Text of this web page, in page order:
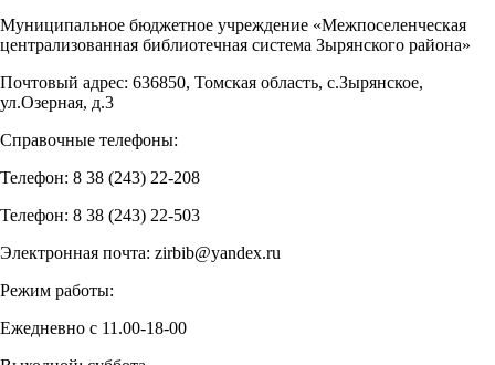
Муниципальное бюджетное учреждение «Межпоселенческая
централизованная библиотечная система Зырянского района»
Почтовый адрес: 636850, Томская область, с.Зырянское,
ул.Озерная, д.3
Справочные телефоны:
Телефон: 8 38 (243) 22-208
Телефон: 8 38 (243) 22-503
Электронная почта: zirbib@yandex.ru
Режим работы:
Ежедневно с 11.00-18-00